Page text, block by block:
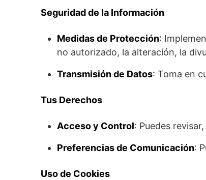
Seguridad de la Información
Medidas de Protección:
no autorizado, la alteración, la
Transmisión de Datos: Toma en
Tus Derechos
Acceso y Control: Puedes
Preferencias de Comunicación:
Uso de Cookies